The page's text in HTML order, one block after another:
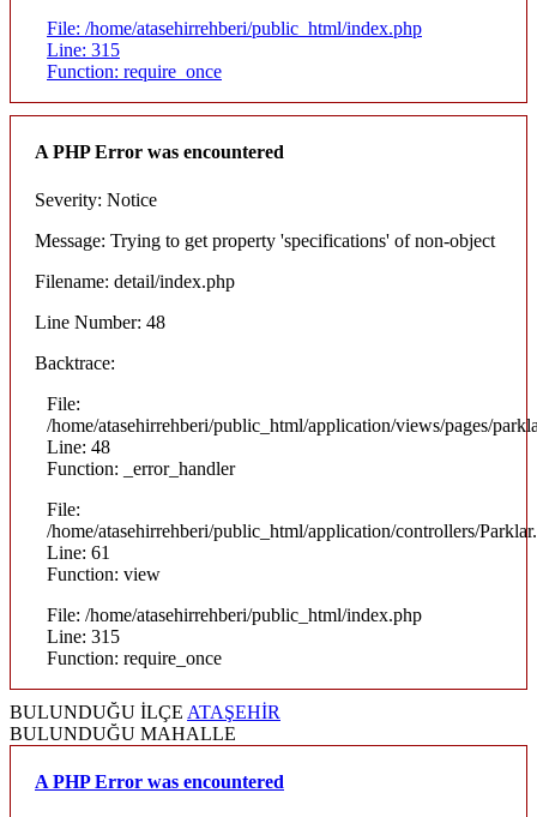
File: /home/atasehirrehberi/public_html/index.php
Line: 315
Function: require_once
A PHP Error was encountered
Severity: Notice
Message: Trying to get property 'specifications' of non-object
Filename: detail/index.php
Line Number: 48
Backtrace:
File:
/home/atasehirrehberi/public_html/application/views/pages/
Line: 48
Function: _error_handler
File:
/home/atasehirrehberi/public_html/application/controllers/
Line: 61
Function: view
File: /home/atasehirrehberi/public_html/index.php
Line: 315
Function: require_once
BULUNDUĞU İLÇE ATAŞEHİR
BULUNDUĞU MAHALLE
A PHP Error was encountered